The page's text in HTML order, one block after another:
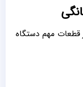
قطعات مهم دستگاه